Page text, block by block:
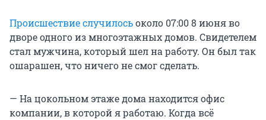
Происшествие случилосьоколо 07:00 8 июня во
дворе одного из многоэтажных домов. Свидетелем
стал мужчина, который шел на работу. Он был так
ошарашен, что ничего не смог сделать.
— На цокольном этаже дома находится офис
компании, в которой я работаю. Когда всё